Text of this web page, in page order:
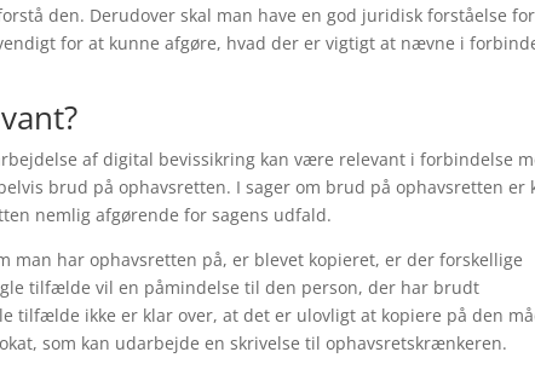
den. Derudover skal man have en god juridisk forståelse
for at kunne afgøre, hvad der er vigtigt at nævne i
af digital bevissikring kan være relevant i forbindelse
brud på ophavsretten. I sager om brud på ophavsretten er
nemlig afgørende for sagens udfald.
man har ophavsretten på, er blevet kopieret, er der forskellige
tilfælde vil en påmindelse til den person, der har brudt
tilfælde ikke er klar over, at det er ulovligt at kopiere på den
som kan udarbejde en skrivelse til ophavsretskrænkeren.